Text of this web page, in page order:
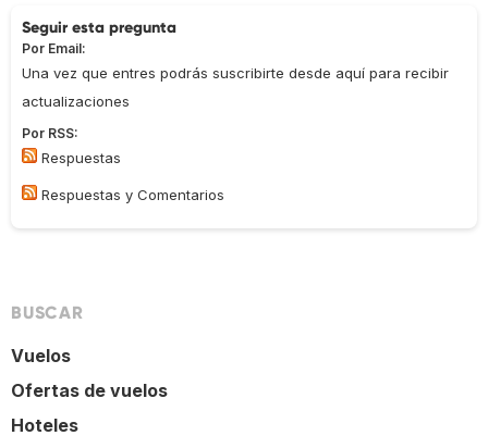
Seguir esta pregunta
Por Email:
Una vez que entres podrás suscribirte desde aquí para recibir
actualizaciones
Por RSS:
Respuestas
Respuestas y Comentarios
BUSCAR
Vuelos
Ofertas de vuelos
Hoteles